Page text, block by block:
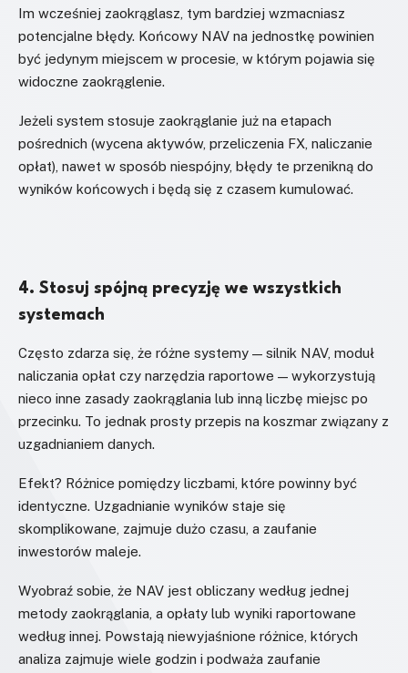
Im wcześniej zaokrąglasz, tym bardziej wzmacniasz
potencjalne błędy. Końcowy NAV na jednostkę powinien
być jedynym miejscem w procesie, w którym pojawia się
widoczne zaokrąglenie.
Jeżeli system stosuje zaokrąglanie już na etapach
pośrednich (wycena aktywów, przeliczenia FX, naliczanie
opłat), nawet w sposób niespójny, błędy te przenikną do
wyników końcowych i będą się z czasem kumulować.
4. Stosuj spójną precyzję we wszystkich
systemach
Często zdarza się, że różne systemy — silnik NAV, moduł
naliczania opłat czy narzędzia raportowe — wykorzystują
nieco inne zasady zaokrąglania lub inną liczbę miejsc po
przecinku. To jednak prosty przepis na koszmar związany z
uzgadnianiem danych.
Efekt? Różnice pomiędzy liczbami, które powinny być
identyczne. Uzgadnianie wyników staje się
skomplikowane, zajmuje dużo czasu, a zaufanie
inwestorów maleje.
Wyobraź sobie, że NAV jest obliczany według jednej
metody zaokrąglania, a opłaty lub wyniki raportowane
według innej. Powstają niewyjaśnione różnice, których
analiza zajmuje wiele godzin i podważa zaufanie